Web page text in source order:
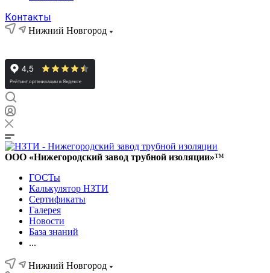
Контакты
Нижний Новгород
ООО «Нижегородский завод трубной изоляции»™
ГОСТы
Калькулятор НЗТИ
Сертификаты
Галерея
Новости
База знаний
...
Нижний Новгород